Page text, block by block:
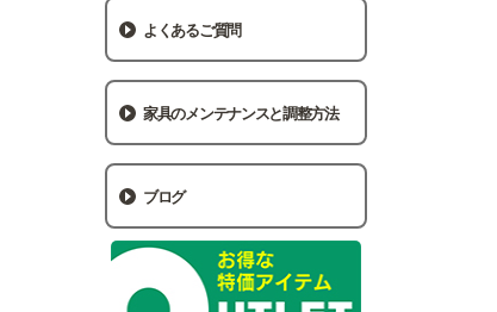
よくあるご質問
家具のメンテナンスと調整方法
ブログ